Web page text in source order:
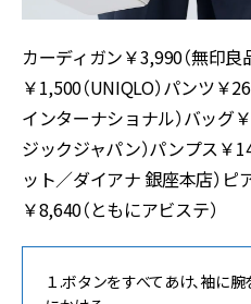
カーディガン￥3,990（無印
￥1,500（UNIQLO）パンツ￥
インターナショナル）バッグ
ジックジャパン）パンプス￥
ット／ダイアナ 銀座本店）
￥8,640（ともにアビステ）
１.ボタンをすべてあけ、袖に